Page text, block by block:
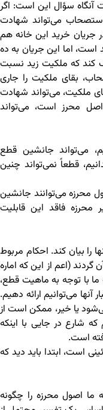
سؤال این است: اگر
استصحاب می‌تواند شهادت
جریان خرید این خانه هم
است، اما این جریان به ده
که ملکیت زید نسبت
بقای ملکیت را جاری
ملکیت، می‌تواند شهادت
محرز است، می‌تواند
می‌تواند جانشین قطع
قطعاً نمی‌تواند چنین
محرزه می‌توانند جانشین
فاقد این قابلیت
را بیان کند. احکام مربوط
(اعم از این که اماره
با توجه به ماهیت قطع،
آنها می‌توانیم ارائه دهیم.
یا خیر، ممکن است از
شارع در جایی با اینکه
است.
است، ابتدا باید دید که
ما اصول محرزه را چگونه